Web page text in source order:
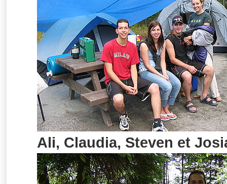
Ali, Claudia, Steven et